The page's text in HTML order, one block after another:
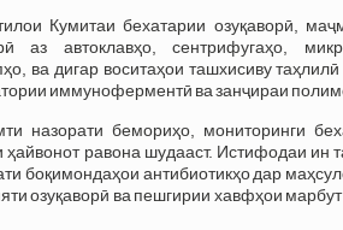
Кумитаи бехатарии озуқаворӣ,
аз автоклавҳо, сентрифугаҳо,
ва дигар воситаҳои ташхисиву
иммуноферментӣ ва занҷираи
назорати бемориҳо, мониторинги
равона шудааст. Истифодаи ин
боқимондаҳои антибиотикҳо дар
озуқаворӣ ва пешгирии хавфҳои